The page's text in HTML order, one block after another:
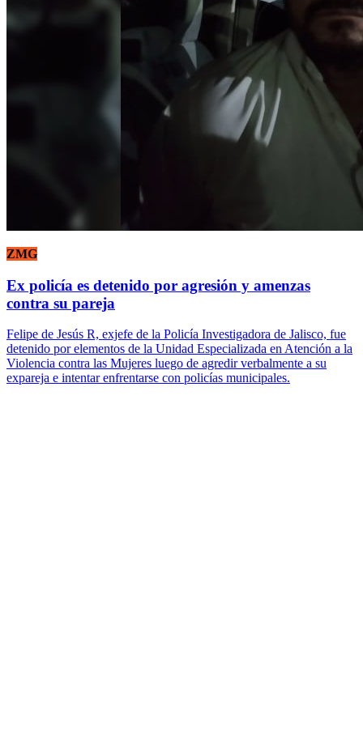
ZMG
Ex policía es detenido por agresión y amenzas
contra su pareja
Felipe de Jesús R, exjefe de la Policía Investigadora de Jalisco, fue
detenido por elementos de la Unidad Especializada en Atención a la
Violencia contra las Mujeres luego de agredir verbalmente a su
expareja e intentar enfrentarse con policías municipales.